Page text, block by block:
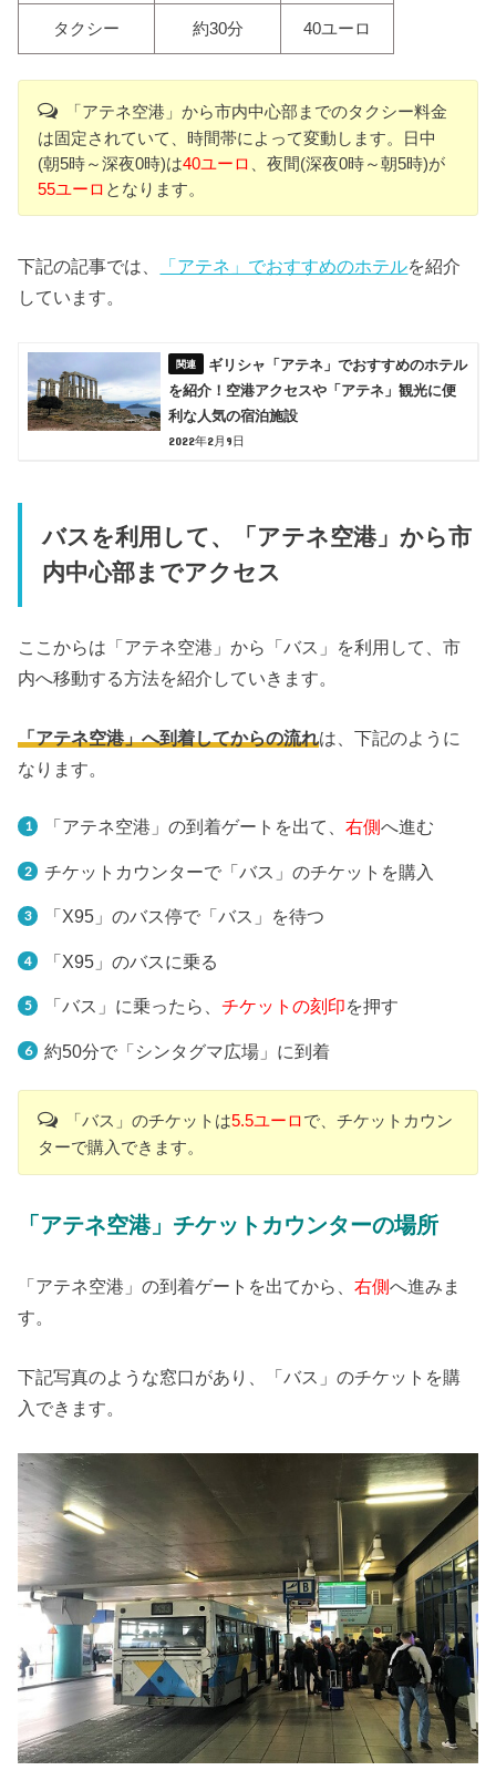
タクシー 約30分 40ユーロ
「アテネ空港」から市内中心部までのタクシー料金
は固定されていて、時間帯によって変動します。日中
(朝5時～深夜0時)は40ユーロ
、夜間(深夜0時～朝5時)が
55ユーロ となります。
下記の記事では、 「アテネ」でおすすめのホテルを紹介
しています。
ギリシャ「アテネ」でおすすめのホテル
を紹介！空港アクセスや「アテネ」観光に便
利な人気の宿泊施設
2022年2月9日
バスを利用して、「アテネ空港」から市
内中心部までアクセス
ここからは「アテネ空港」から「バス」を利用して、市
内へ移動する方法を紹介していきます。
「アテネ空港」へ到着してからの流れは、下記のように
なります。
「アテネ空港」の到着ゲートを出て、 右側へ進む
チケットカウンターで「バス」のチケットを購入
「X95」のバス停で「バス」を待つ
「X95」のバスに乗る
「バス」に乗ったら、 チケットの刻印を押す
約50分で「シンタグマ広場」に到着
「バス」のチケットは5.5ユーロで、チケットカウン
ターで購入できます。
「アテネ空港」チケットカウンターの場所
「アテネ空港」の到着ゲートを出てから、右側へ進みま
す。
下記写真のような窓口があり、「バス」のチケットを購
入できます。